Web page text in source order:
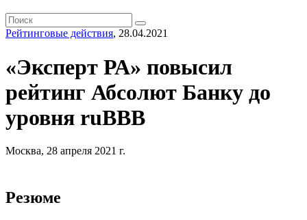
Рейтинговые действия, 28.04.2021
«Эксперт РА» повысил
рейтинг Абсолют Банку до
уровня ruBBB
Москва, 28 апреля 2021 г.
Резюме